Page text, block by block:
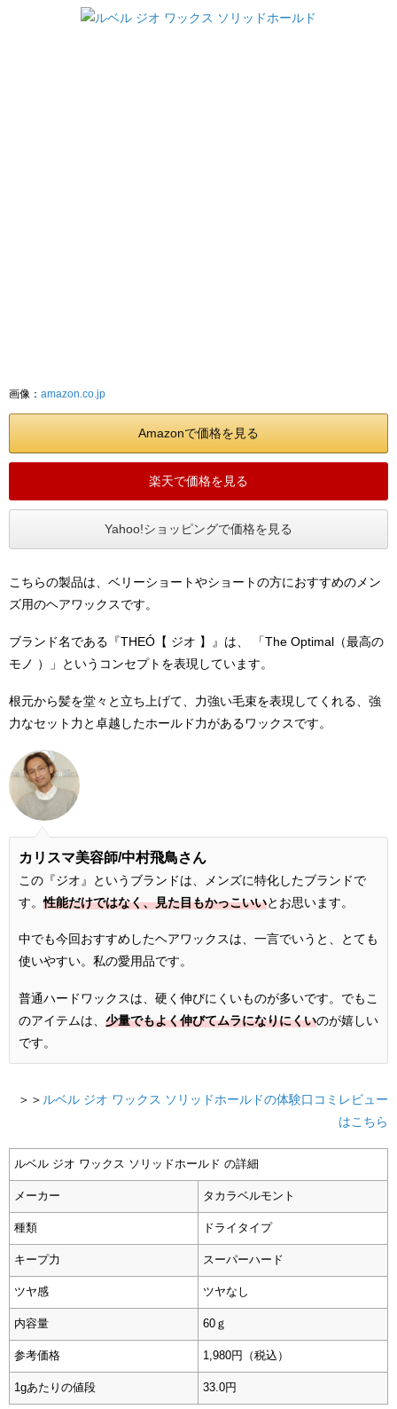
画像： amazon.co.jp
Amazonで価格を見る
楽天で価格を見る
Yahoo!ショッピングで価格を見る
こちらの製品は、ベリーショートやショートの方におすすめのメン
ズ用のヘアワックスです。
ブランド名である『THEÓ【 ジオ 】』は、 「The Optimal（最高の
モノ ）」というコンセプトを表現しています。
根元から髪を堂々と立ち上げて、力強い毛束を表現してくれる、強
力なセット力と卓越したホールド力があるワックスです。
カリスマ美容師/中村飛鳥さん
この『ジオ』というブランドは、メンズに特化したブランドで
す。性能だけではなく、見た目もかっこいいとお思います。
中でも今回おすすめしたヘアワックスは、一言でいうと、とても
使いやすい。私の愛用品です。
普通ハードワックスは、硬く伸びにくいものが多いです。でもこ
のアイテムは、 少量でもよく伸びてムラになりにくいのが嬉しい
です。
＞＞ ルベル ジオ ワックス ソリッドホールドの体験口コミレビュー
はこちら
ルベル ジオ ワックス ソリッドホールド の詳細
メーカー タカラベルモント
種類 ドライタイプ
キープ力 スーパーハード
ツヤ感 ツヤなし
内容量 60ｇ
参考価格 1,980円（税込）
1gあたりの値段 33.0円